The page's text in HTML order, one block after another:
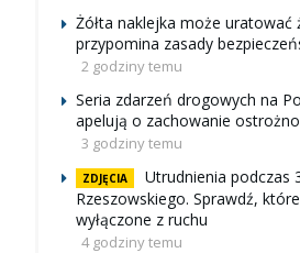
Żółta naklejka może uratować
przypomina zasady
2 godziny temu
Seria zdarzeń drogowych na
apelują o zachowanie
3 godziny temu
ZDJĘCIA
Utrudnienia podczas
Rzeszowskiego. Sprawdź,
wyłączone z ruchu
4 godziny temu